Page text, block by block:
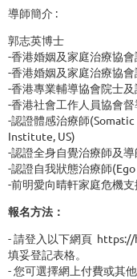
導師簡介 :
郭志英博士
-香港婚姻及家庭治療協
-香港婚姻及家庭治療協
-香港專業輔導協會院士
-香港社會工作人員協會督
-認證體感治療師
Institute, US)
-認證全身自覺治療師及
-認證自我狀態治療師
-前明愛向晴軒家庭危機
報名方法：
- 請登入以下網頁 https://
填妥登記表格。
- 您可選擇網上付費或其